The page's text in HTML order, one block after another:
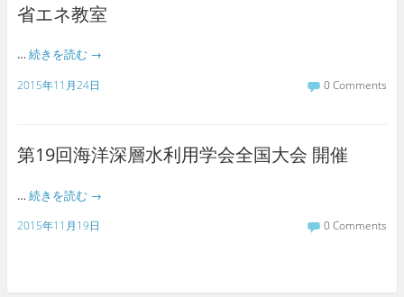
省エネ教室
… 続きを読む →
2015年11月24日 0 Comments
第19回海洋深層水利用学会全国大会 開催
… 続きを読む →
2015年11月19日 0 Comments